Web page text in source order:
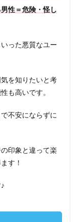
性＝危険・怪し
った悪質なユー
を知りたいと考
も高いです。
不安にならずに
印象と違って楽
す！